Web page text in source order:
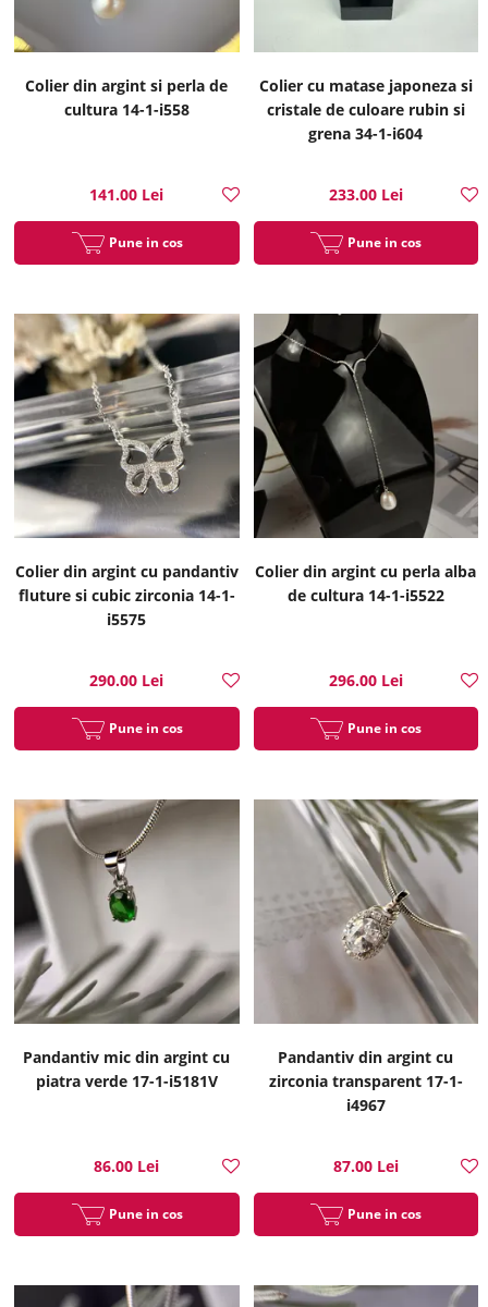
Colier din argint si perla de
cultura 14-1-i558
141.00 Lei
Pune in cos
Colier cu matase japoneza si
cristale de culoare rubin si
grena 34-1-i604
233.00 Lei
Pune in cos
Colier din argint cu pandantiv
fluture si cubic zirconia 14-1-
i5575
290.00 Lei
Pune in cos
Colier din argint cu perla alba
de cultura 14-1-i5522
296.00 Lei
Pune in cos
Pandantiv mic din argint cu
piatra verde 17-1-i5181V
86.00 Lei
Pune in cos
Pandantiv din argint cu
zirconia transparent 17-1-
i4967
87.00 Lei
Pune in cos